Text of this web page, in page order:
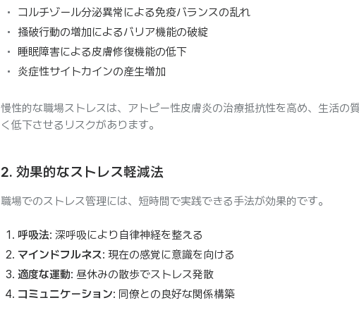
コルチゾール分泌異常による免疫バランスの乱れ
掻破行動の増加によるバリア機能の破綻
睡眠障害による皮膚修復機能の低下
炎症性サイトカインの産生増加
慢性的な職場ストレスは、アトピー性皮膚炎の治療抵抗性を高め、生活の
く低下させるリスクがあります。
2. 効果的なストレス軽減法
職場でのストレス管理には、短時間で実践できる手法が効果的です。
呼吸法: 深呼吸により自律神経を整える
マインドフルネス: 現在の感覚に意識を向ける
適度な運動: 昼休みの散歩でストレス発散
コミュニケーション: 同僚との良好な関係構築